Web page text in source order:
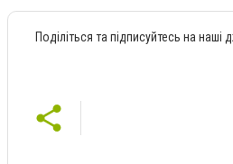
Поділіться та підписуйтесь на наші